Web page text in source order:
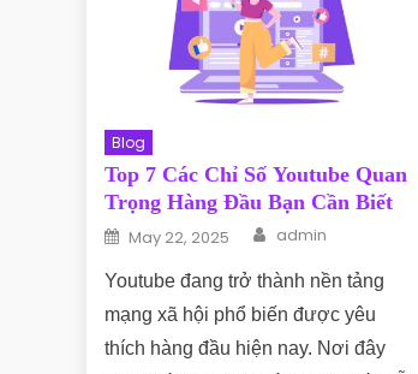
Blog
Top 7 Các Chỉ Số Youtube Quan
Trọng Hàng Đầu Bạn Cần Biết
Posted on
May 22, 2025 Author
admin
Youtube đang trở thành nền tảng
mạng xã hội phổ biến được yêu
thích hàng đầu hiện nay. Nơi đây